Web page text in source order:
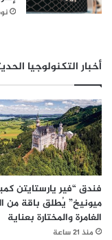
أخبار التكنولوجيا
فندق “فير يارستايتن
ميونيخ” يُطلق باقة من
الغامرة والمختارة بعناية
منذ 21 ساعة